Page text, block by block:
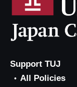
Support TUJ
All Policies